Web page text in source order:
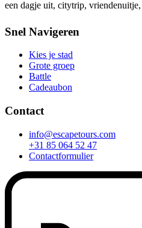
een dagje uit, citytrip,
Snel Navigeren
Kies je stad
Grote groep
Battle
Cadeaubon
Contact
info@escapetours.com
+31 85 064 52 47
Contactformulier